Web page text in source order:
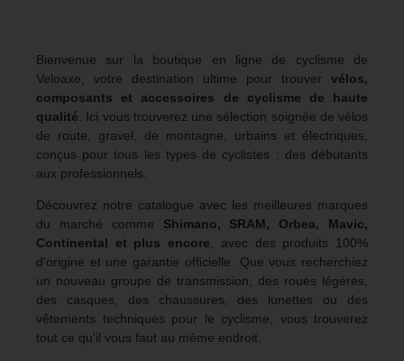
Bienvenue sur la boutique en ligne de cyclisme de
Veloaxe, votre destination ultime pour trouver vélos,
composants et accessoires de cyclisme de haute
qualité . Ici vous trouverez une sélection soignée de vélos
de route, gravel, de montagne, urbains et électriques,
conçus pour tous les types de cyclistes : des débutants
aux professionnels.
Découvrez notre catalogue avec les meilleures marques
du marché comme Shimano, SRAM, Orbea, Mavic,
Continental et plus encore, avec des produits 100%
d'origine et une garantie officielle. Que vous recherchiez
un nouveau groupe de transmission, des roues légères,
des casques, des chaussures, des lunettes ou des
vêtements techniques pour le cyclisme, vous trouverez
tout ce qu'il vous faut au même endroit.